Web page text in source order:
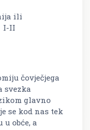
ili
I-II
čovječjega
svezka
glavno
se kod nas tek
obće, a